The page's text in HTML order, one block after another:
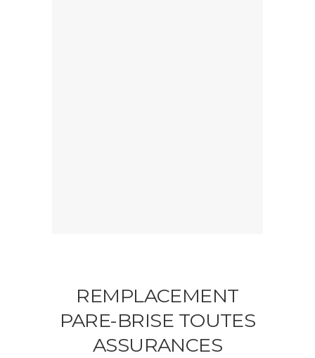
REMPLACEMENT
PARE-BRISE TOUTES
ASSURANCES